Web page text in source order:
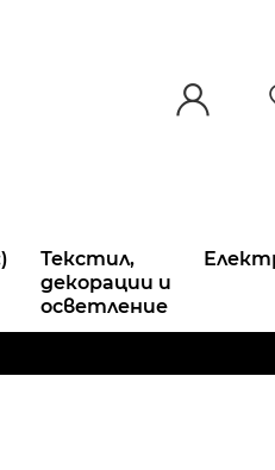
Текстил,
декорации и
осветление